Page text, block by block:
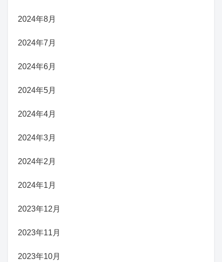
2024年8月
2024年7月
2024年6月
2024年5月
2024年4月
2024年3月
2024年2月
2024年1月
2023年12月
2023年11月
2023年10月